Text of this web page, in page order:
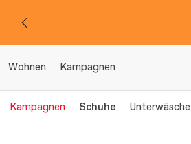
Wohnen Kampagnen
Kampagnen Schuhe Unterwäsche